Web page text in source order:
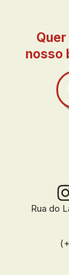
Rua do
nosso